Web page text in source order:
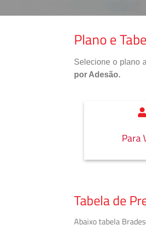
Plano e
Selecione o plano
por Adesão.
Para
Tabela de
Abaixo tabela